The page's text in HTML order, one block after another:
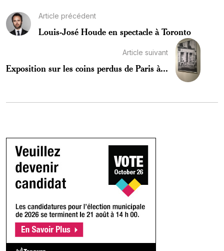
Article précédent
Louis-José Houde en spectacle à Toronto
Article suivant
Exposition sur les coins perdus de Paris à...